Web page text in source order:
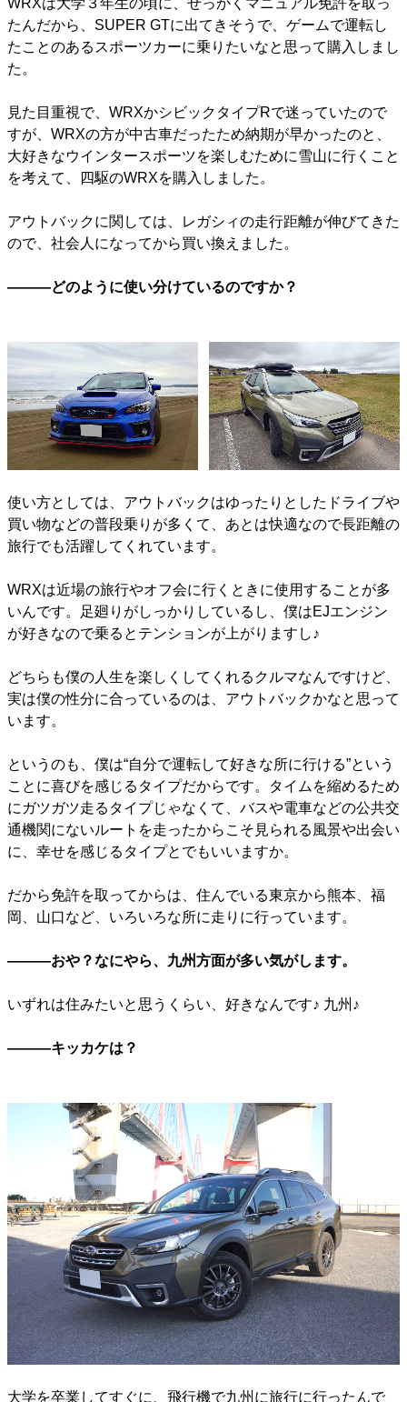
WRXは大学３年生の頃に、せっかくマニュアル免許を取っ
たんだから、SUPER GTに出てきそうで、ゲームで運転し
たことのあるスポーツカーに乗りたいなと思って購入しまし
た。
見た目重視で、WRXかシビックタイプRで迷っていたので
すが、WRXの方が中古車だったため納期が早かったのと、
大好きなウインタースポーツを楽しむために雪山に行くこと
を考えて、四駆のWRXを購入しました。
アウトバックに関しては、レガシィの走行距離が伸びてきた
ので、社会人になってから買い換えました。
―――どのように使い分けているのですか？
使い方としては、アウトバックはゆったりとしたドライブや
買い物などの普段乗りが多くて、あとは快適なので長距離の
旅行でも活躍してくれています。
WRXは近場の旅行やオフ会に行くときに使用することが多
いんです。足廻りがしっかりしているし、僕はEJエンジン
が好きなので乗るとテンションが上がりますし♪
どちらも僕の人生を楽しくしてくれるクルマなんですけど、
実は僕の性分に合っているのは、アウトバックかなと思って
います。
というのも、僕は“自分で運転して好きな所に行ける”という
ことに喜びを感じるタイプだからです。タイムを縮めるため
にガツガツ走るタイプじゃなくて、バスや電車などの公共交
通機関にないルートを走ったからこそ見られる風景や出会い
に、幸せを感じるタイプとでもいいますか。
だから免許を取ってからは、住んでいる東京から熊本、福
岡、山口など、いろいろな所に走りに行っています。
―――おや？なにやら、九州方面が多い気がします。
いずれは住みたいと思うくらい、好きなんです♪ 九州♪
―――キッカケは？
大学を卒業してすぐに、飛行機で九州に旅行に行ったんで